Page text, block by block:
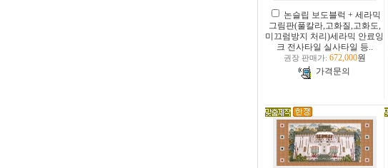
논슬립 보도블럭 + 세라믹
그림판(풀칼라,고화질,고화도,
미끄럼방지 처리)세라믹 안료잉
크 전사타일 실사타일 등..
권장 판매가: 672,000원
가격문의